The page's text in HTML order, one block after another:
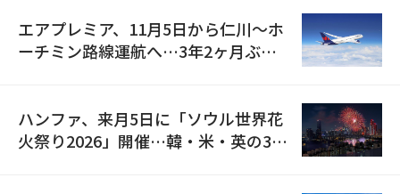
エアプレミア、11月5日から仁川〜ホ
ーチミン路線運航へ…3年2ヶ月ぶり
ハンファ、来月5日に「ソウル世界花
火祭り2026」開催…韓・米・英の3カ